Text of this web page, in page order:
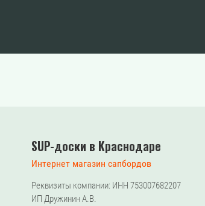
SUP-доски в Краснодаре
Интернет магазин сапбордов
Реквизиты компании: ИНН 753007682207
ИП Дружинин А.В.